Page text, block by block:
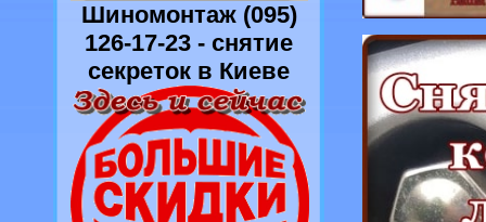
Шиномонтаж (095)
126-17-23 - снятие
секреток в Киеве